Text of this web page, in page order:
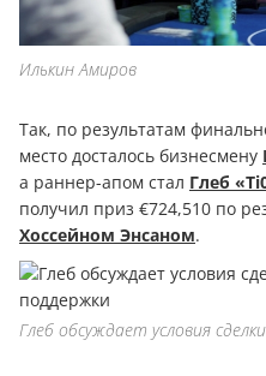
Илькин Амиров
Так, по результатам
место досталось бизнесмену
а раннер-апом стал Глеб
получил приз €724,510 по
Хоссейном Энсаном.
Глеб обсуждает условия